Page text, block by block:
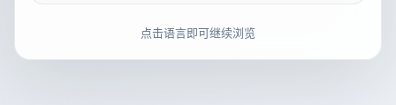
点击语言即可继续浏览